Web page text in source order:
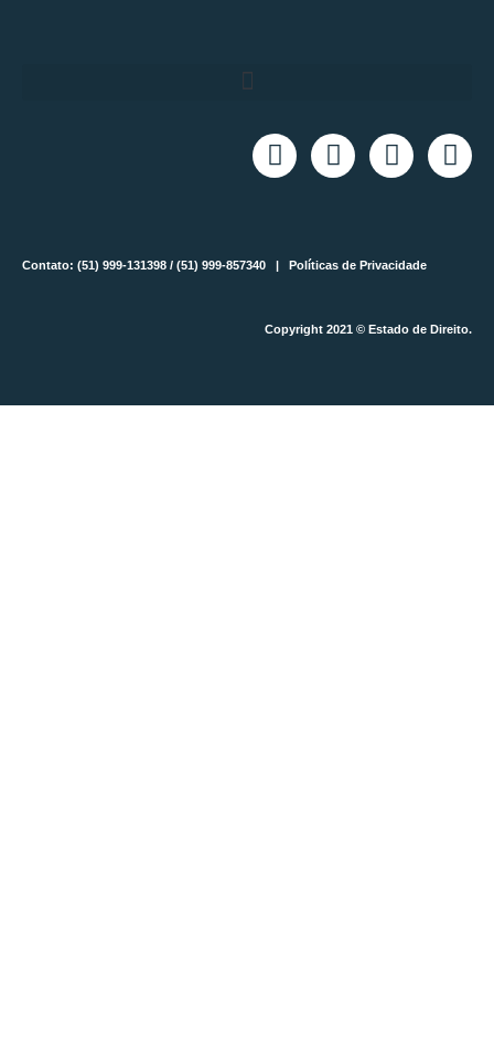
Contato: (51) 999-131398 / (51) 999-857340 | Políticas de Privacidade
Copyright 2021 © Estado de Direito.